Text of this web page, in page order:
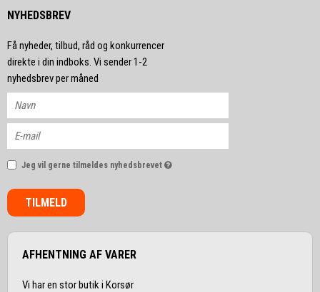
NYHEDSBREV
Få nyheder, tilbud, råd og konkurrencer
direkte i din indboks. Vi sender 1-2
nyhedsbrev per måned
Jeg vil gerne tilmeldes nyhedsbrevet
TILMELD
AFHENTNING AF VARER
Vi har en stor butik i Korsør